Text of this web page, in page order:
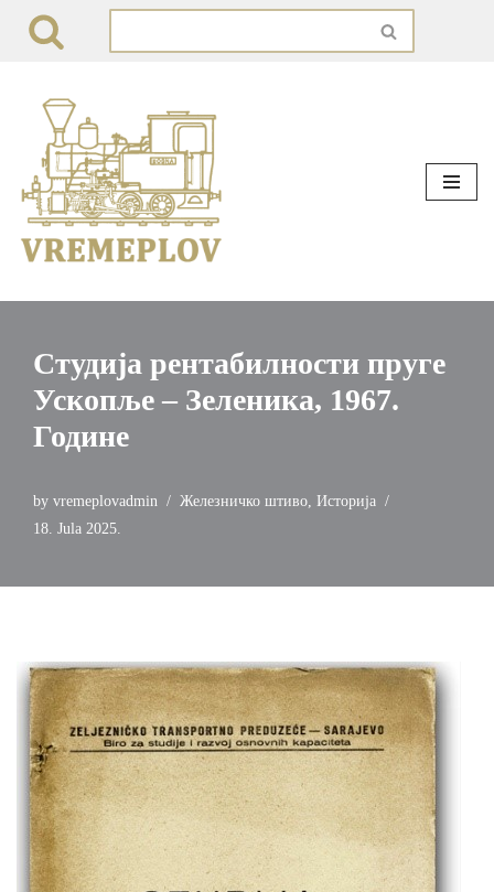
content
Студија рентабилности пруге
Ускопље – Зеленика, 1967.
Године
by vremeplovadmin Железничко штиво Историја
18. Jula 2025.